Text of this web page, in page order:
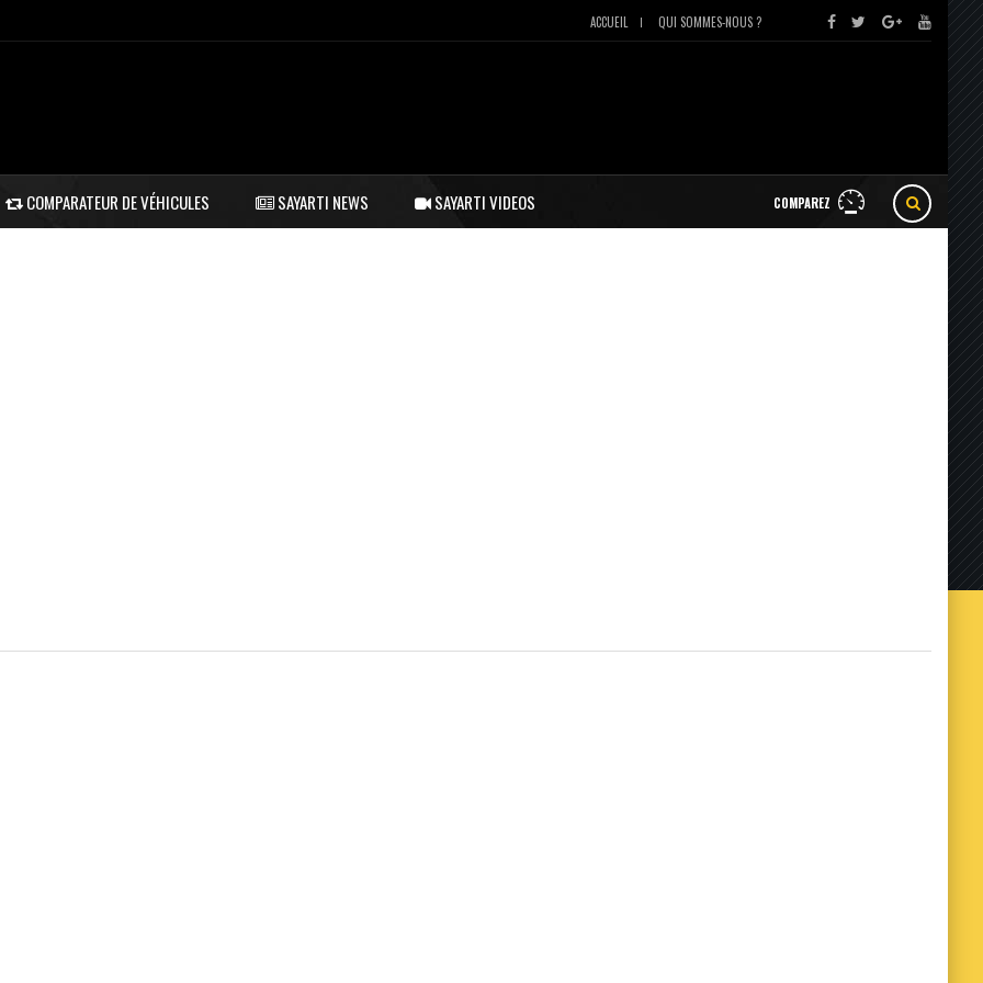
ACCUEIL QUI SOMMES-NOUS ?
COMPAREZ
COMPARATEUR DE VÉHICULES SAYARTI NEWS SAYARTI VIDEOS